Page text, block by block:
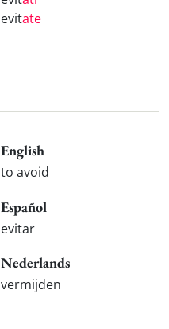
evitate
English
to avoid
Español
evitar
Nederlands
vermijden